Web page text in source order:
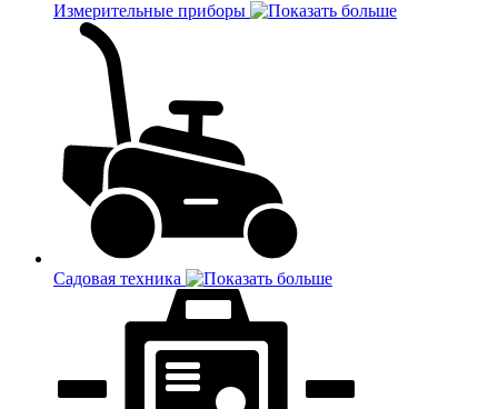
Измерительные приборы
Садовая техника